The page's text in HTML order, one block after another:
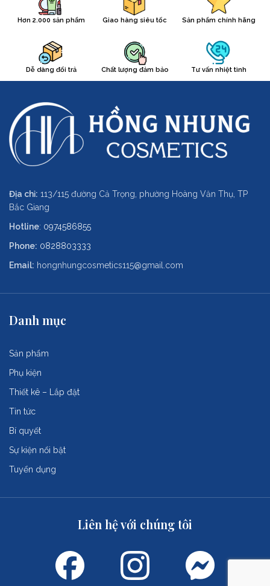
Hơn 2.000 sản phẩm Giao hàng siêu tốc Sản phẩm chính hãng
Dễ dàng đổi trả Chất lượng đảm bảo Tư vấn nhiệt tình
Địa chỉ: 113/115 đường Cả Trọng, phường Hoàng Văn Thụ, TP
Bắc Giang
Hotline: 0974586855
Phone: 0828803333
Email: hongnhungcosmetics115@gmail.com
Danh mục
Sản phẩm
Phụ kiện
Thiết kê – Lắp đặt
Tin tức
Bí quyết
Sự kiện nổi bật
Tuyển dụng
Liên hệ với chúng tôi